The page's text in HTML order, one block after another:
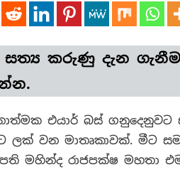
සත්‍ය කරුණු දැන
එයාර් බස්
ලක් වන මාතෘකාවක්. මීට
මහින්ද රාජපක්ෂ මහතා